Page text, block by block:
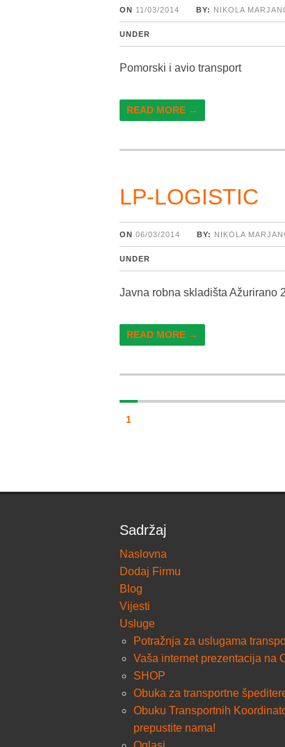
ON 11/03/2014 BY: NIKOLA
UNDER
Pomorski i avio transport
READ MORE →
LP-LOGISTIC
ON 06/03/2014 BY: NIKOLA
UNDER
Javna robna skladišta Ažurirano
READ MORE →
1
Sadržaj
Naslovna
Dodaj Firmu
Blog
Vijesti
Usluge
Potražnja za uslugama
Vaša internet prezentacija na
SHOP
Obuka za transportne
Obuku Transportnih
prepustite nama!